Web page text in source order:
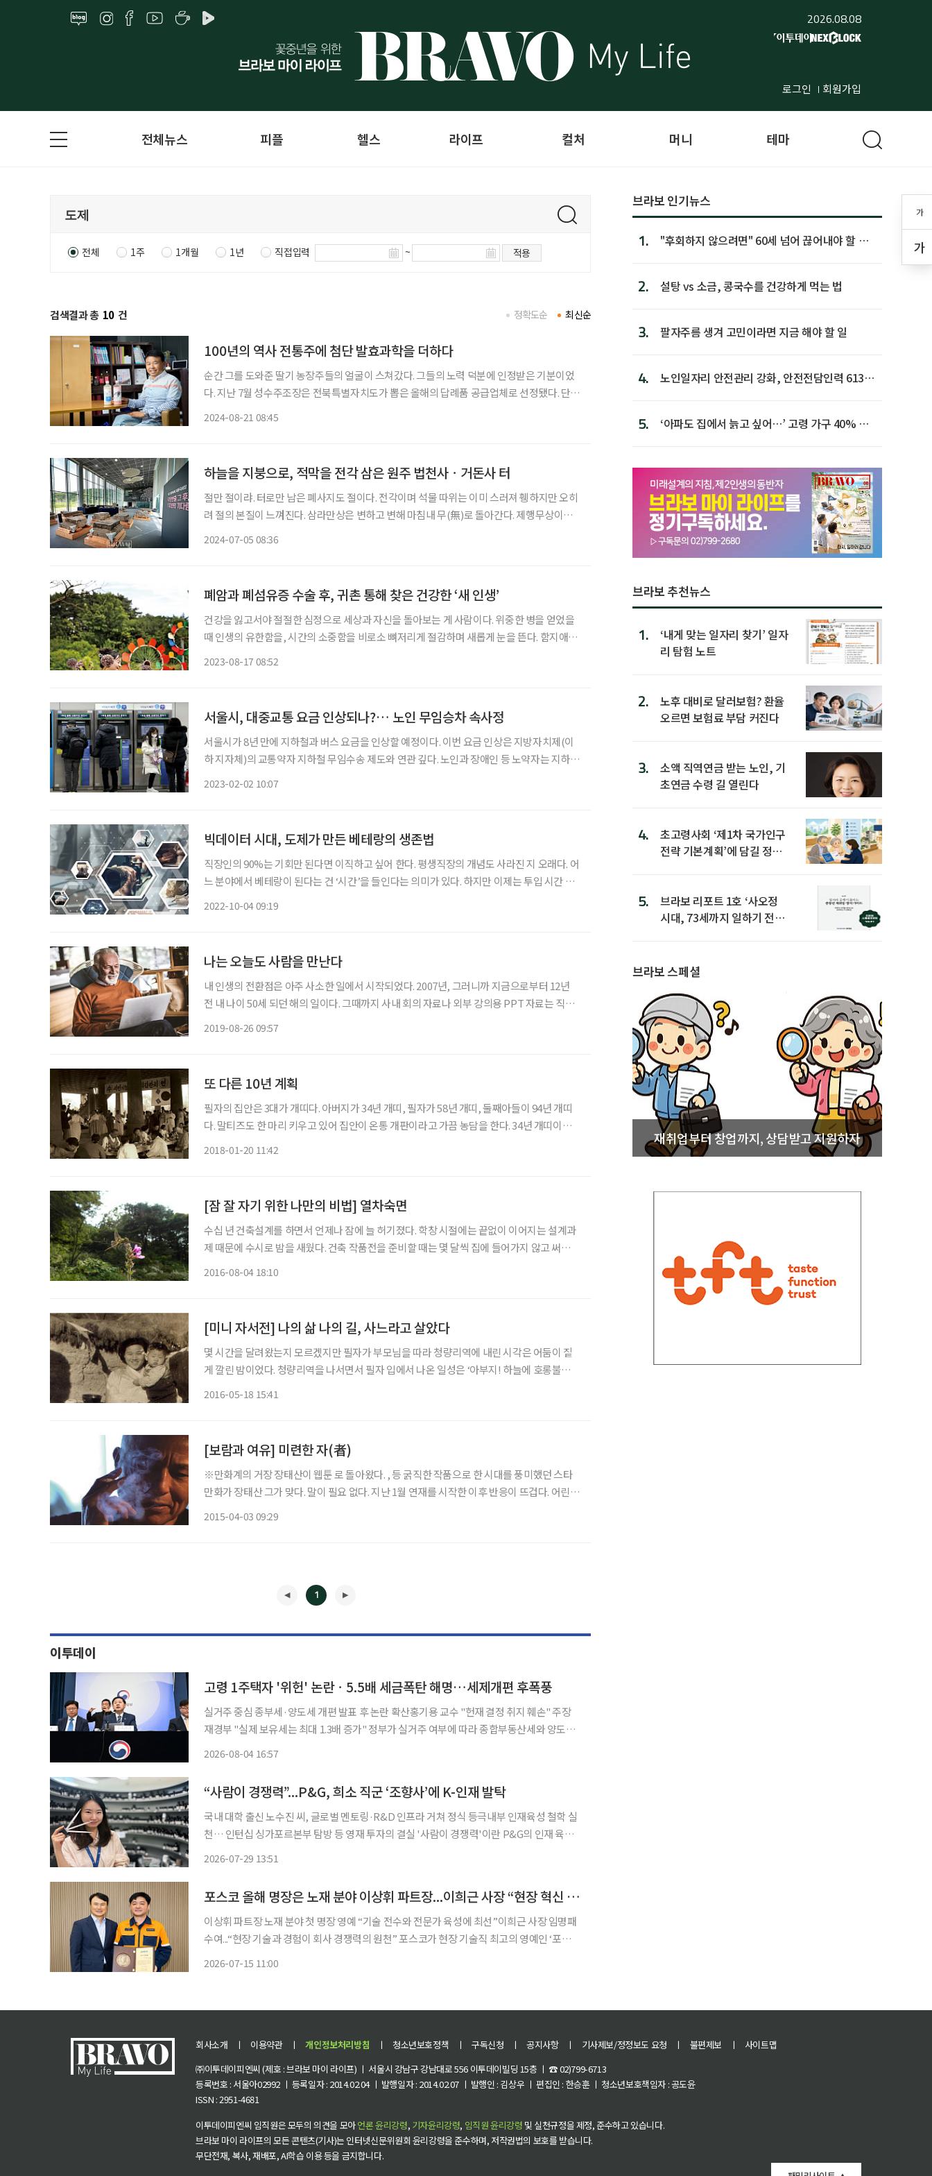
2026.08.08
로그인 회원가입
가
가
전체뉴스 피플 헬스 라이프 컬처 머니 테마
전체 1주 1개월 1년 직접입력 ~ 적용
검색결과 총 10 건 최신순
정확도순
100년의 역사 전통주에 첨단 발효과학을 더하다
순간 그를 도와준 딸기 농장주들의 얼굴이 스쳐갔다. 그들의 노력 덕분에 인정받은 기분이었
다. 지난 7월 성수주조장은 전북특별자치도가 뽑은 올해의 답례품 공급업체로 선정됐다. 단지
2024-08-21 08:45
하늘을 지붕으로, 적막을 전각 삼은 원주 법천사ㆍ거돈사 터
절만 절이랴. 터로만 남은 폐사지도 절이다. 전각이며 석물 따위는 이미 스러져 휑하지만 오히
려 절의 본질이 느껴진다. 삼라만상은 변하고 변해 마침내 무(無)로 돌아간다. 제행무상이다.
2024-07-05 08:36
폐암과 폐섬유증 수술 후, 귀촌 통해 찾은 건강한 ‘새 인생’
건강을 잃고서야 절절한 심정으로 세상과 자신을 돌아보는 게 사람이다. 위중한 병을 얻었을
때 인생의 유한함을, 시간의 소중함을 비로소 뼈저리게 절감하며 새롭게 눈을 뜬다. 함지애
2023-08-17 08:52
서울시, 대중교통 요금 인상되나?… 노인 무임승차 속사정
서울시가 8년 만에 지하철과 버스 요금을 인상할 예정이다. 이번 요금 인상은 지방자치제(이
하 지자체)의 교통약자 지하철 무임수송 제도와 연관 깊다. 노인과 장애인 등 노약자는 지하철
2023-02-02 10:07
빅데이터 시대, 도제가 만든 베테랑의 생존법
직장인의 90%는 기회만 된다면 이직하고 싶어 한다. 평생직장의 개념도 사라진 지 오래다. 어
느 분야에서 베테랑이 된다는 건 ‘시간’을 들인다는 의미가 있다. 하지만 이제는 투입 시간 대
2022-10-04 09:19
나는 오늘도 사람을 만난다
내 인생의 전환점은 아주 사소한 일에서 시작되었다. 2007년, 그러니까 지금으로부터 12년
전 내 나이 50세 되던 해의 일이다. 그때까지 사내 회의 자료나 외부 강의용 PPT 자료는 직원
2019-08-26 09:57
또 다른 10년 계획
필자의 집안은 3대가 개띠다. 아버지가 34년 개띠, 필자가 58년 개띠, 둘째아들이 94년 개띠
다. 말티즈도 한 마리 키우고 있어 집안이 온통 개판이라고 가끔 농담을 한다. 34년 개띠이신
2018-01-20 11:42
[잠 잘 자기 위한 나만의 비법] 열차숙면
수십 년 건축설계를 하면서 언제나 잠에 늘 허기졌다. 학창 시절에는 끝없이 이어지는 설계과
제 때문에 수시로 밤을 새웠다. 건축 작품전을 준비할 때는 몇 달씩 집에 들어가지 않고 써클
2016-08-04 18:10
[미니 자서전] 나의 삶 나의 길, 사느라고 살았다
몇 시간을 달려왔는지 모르겠지만 필자가 부모님을 따라 청량리역에 내린 시각은 어둠이 짙
게 깔린 밤이었다. 청량리역을 나서면서 필자 입에서 나온 일성은 ‘아부지! 하늘에 호롱불이
2016-05-18 15:41
[보람과 여유] 미련한 자(者)
※만화계의 거장 장태산이 웹툰 로 돌아왔다. , 등 굵직한 작품으로 한 시대를 풍미했던 스타
만화가 장태산 그가 맞다. 말이 필요 없다. 지난 1월 연재를 시작한 이후 반응이 뜨겁다. 어린
2015-04-03 09:29
1
이투데이
고령 1주택자 '위헌' 논란ㆍ5.5배 세금폭탄 해명…세제개편 후폭풍
실거주 중심 종부세·양도세 개편 발표 후 논란 확산홍기용 교수 "헌재 결정 취지 훼손" 주장
재경부 "실제 보유세는 최대 1.3배 증가" 정부가 실거주 여부에 따라 종합부동산세와 양도소
2026-08-04 16:57
“사람이 경쟁력”...P&G, 희소 직군 ‘조향사’에 K-인재 발탁
국내 대학 출신 노수진 씨, 글로벌 멘토링·R&D 인프라 거쳐 정식 등극내부 인재육성 철학 실
천… 인턴십 싱가포르본부 탐방 등 영재 투자의 결실 '사람이 경쟁력'이란 P&G의 인재 육성
2026-07-29 13:51
포스코 올해 명장은 노재 분야 이상휘 파트장...이희근 사장 “현장 혁신 이끌길”
이상휘 파트장 노재 분야 첫 명장 영예 “기술 전수와 전문가 육성에 최선”이희근 사장 임명패
수여...“현장 기술과 경험이 회사 경쟁력의 원천” 포스코가 현장 기술직 최고의 영예인 ‘포스코
2026-07-15 11:00
브라보 인기뉴스
1.
"후회하지 않으려면" 60세 넘어 끊어내야 할 사
2. 설탕 vs 소금, 콩국수를 건강하게 먹는 법
3. 팔자주름 생겨 고민이라면 지금 해야 할 일
4.
노인일자리 안전관리 강화, 안전전담인력 613명
5.
‘아파도 집에서 늙고 싶어…’ 고령 가구 40% 노
브라보 추천뉴스
1.
‘내게 맞는 일자리 찾기’ 일자
리 탐험 노트
2.
노후 대비로 달러보험? 환율
오르면 보험료 부담 커진다
3.
소액 직역연금 받는 노인, 기
초연금 수령 길 열린다
4.
초고령사회 ‘제1차 국가인구
전략 기본계획’에 담길 정책
5.
브라보 리포트 1호 ‘사오정
시대, 73세까지 일하기 전략’
브라보 스페셜
재취업부터 창업까지, 상담받고 지원하자
회사소개 ㅣ 이용약관 ㅣ 개인정보처리방침 ㅣ 청소년보호정책 ㅣ 구독신청 ㅣ 공지사항 ㅣ 기사제보/정정보도 요청 ㅣ 불편제보 ㅣ
사이트맵
㈜이투데이피엔씨 (제호 : 브라보 마이 라이프) ㅣ 서울시 강남구 강남대로 556 이투데이빌딩 15층 ㅣ ☎ 02)799-6713
등록번호 : 서울아02992 ㅣ 등록일자 : 2014.02.04 ㅣ 발행일자 : 2014.02.07 ㅣ 발행인 : 김상우 ㅣ 편집인 : 한승훈 ㅣ 청소년보호책임자 : 공도윤
ISSN : 2951-4681
이투데이피엔씨 임직원은 모두의 의견을 모아언론 윤리강령, 기자윤리강령, 임직원 윤리강령 및 실천규정을 제정, 준수하고 있습니다.
브라보 마이 라이프의 모든 콘텐츠(기사)는 인터넷신문위원회 윤리강령을 준수하며, 저작권법의 보호를 받습니다.
무단전재, 복사, 재배포, AI학습 이용 등을 금지합니다.